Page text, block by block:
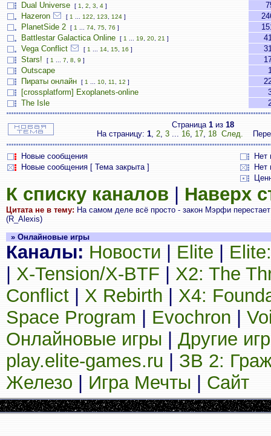
Dual Universe
[ 1 2 3 4 ]
Hazeron
[ 1 122 123 124 ]
PlanetSide 2
[ 1 74 75 76 ]
Battlestar Galactica Online
[ 1 19 20 21 ]
Vega Conflict
[ 1 14 15 16 ]
Stars!
[ 1 7 8 9 ]
Outscape
Пираты онлайн
[ 1 10 11 12 ]
[crossplatform] Exoplanets-online
The Isle
Страница 1из 18
На страницу: 1, 2, 3 ... 16, 17, 18 След.
Новые сообщения
Нет
Новые сообщения [ Тема закрыта ]
Нет
К списку каналов Наверх
Цитата не в тему: На самом деле всё просто - закон Мэрфи перестает
(R_Alexis)
» Онлайновые игры
Каналы: Новости Elite
X-Tension/X-BTF
X2: The
Conflict
X Rebirth
X4:
Space Program
Evochron
Онлайновые игры
Другие
play.elite-games.ru
ЗВ 2:
Железо
Игра Мечты Сайт